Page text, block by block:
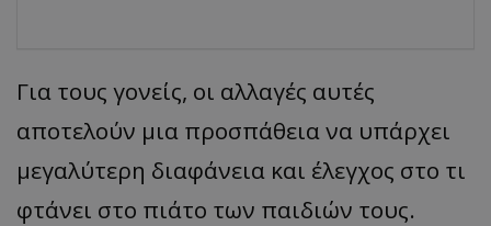
Για τους γονείς, οι αλλαγές αυτές
αποτελούν μια προσπάθεια να υπάρχει
μεγαλύτερη διαφάνεια και έλεγχος στο τι
φτάνει στο πιάτο των παιδιών τους.